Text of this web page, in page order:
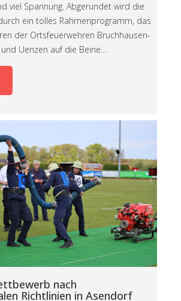
viel Spannung. Abgerundet wird die
ein tolles Rahmenprogramm, das
der Ortsfeuerwehren Bruchhausen-
Uenzen auf die Beine…
nach
Richtlinien in Asendorf